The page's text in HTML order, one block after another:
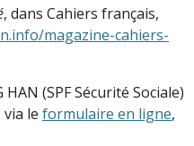
, dans Cahiers français,
magazine-cahiers-
(SPF Sécurité Sociale)
le formulaire en ligne,